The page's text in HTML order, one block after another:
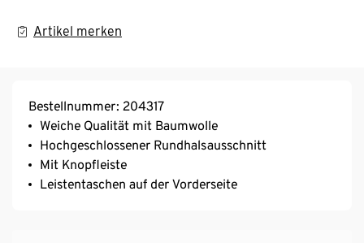
Artikel merken
Bestellnummer: 204317
Weiche Qualität mit Baumwolle
Hochgeschlossener Rundhalsausschnitt
Mit Knopfleiste
Leistentaschen auf der Vorderseite